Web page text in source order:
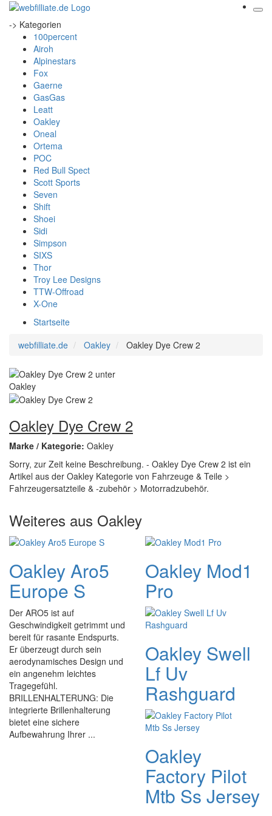
-> Kategorien
100percent
Airoh
Alpinestars
Fox
Gaerne
GasGas
Leatt
Oakley
Oneal
Ortema
POC
Red Bull Spect
Scott Sports
Seven
Shift
Shoei
Sidi
Simpson
SIXS
Thor
Troy Lee Designs
TTW-Offroad
X-One
Startseite
webfilliate.de
Oakley Oakley Dye Crew 2
Oakley Dye Crew 2
Marke / Kategorie: Oakley
Sorry, zur Zeit keine Beschreibung. - Oakley Dye Crew 2 ist ein
Artikel aus der Oakley Kategorie von Fahrzeuge & Teile >
Fahrzeugersatzteile & -zubehör > Motorradzubehör.
Weiteres aus Oakley
Oakley Aro5
Europe S
Der ARO5 ist auf
Geschwindigkeit getrimmt und
bereit für rasante Endspurts.
Er überzeugt durch sein
aerodynamisches Design und
ein angenehm leichtes
Tragegefühl.
BRILLENHALTERUNG: Die
integrierte Brillenhalterung
bietet eine sichere
Aufbewahrung Ihrer ...
Oakley Mod1
Pro
Oakley Swell
Lf Uv
Rashguard
Oakley
Factory Pilot
Mtb Ss Jersey